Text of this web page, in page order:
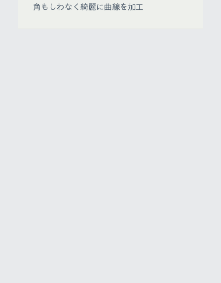
角もしわなく綺麗に曲線を加工